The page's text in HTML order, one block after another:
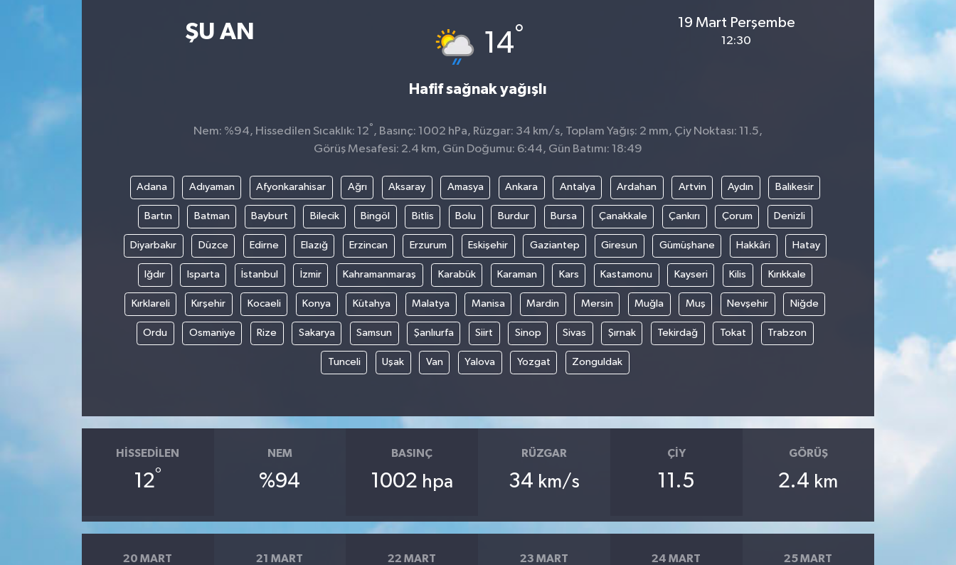
ŞU AN 14°
Hafif sağnak yağışlı
19 Mart Perşembe
12:30
Nem: %94, Hissedilen Sıcaklık: 12° , Basınç: 1002 hPa, Rüzgar: 34 km/s, Toplam Yağış: 2 mm, Çiy Noktası: 11.5,
Görüş Mesafesi: 2.4 km, Gün Doğumu: 6:44, Gün Batımı: 18:49
Adana Adıyaman Afyonkarahisar Ağrı Aksaray Amasya Ankara Antalya Ardahan Artvin Aydın Balıkesir
Bartın Batman Bayburt Bilecik Bingöl Bitlis Bolu Burdur Bursa Çanakkale Çankırı Çorum Denizli
Diyarbakır Düzce Edirne Elazığ Erzincan Erzurum Eskişehir Gaziantep Giresun Gümüşhane Hakkâri Hatay
Iğdır Isparta İstanbul İzmir Kahramanmaraş Karabük Karaman Kars Kastamonu Kayseri Kilis Kırıkkale
Kırklareli Kırşehir Kocaeli Konya Kütahya Malatya Manisa Mardin Mersin Muğla Muş Nevşehir Niğde
Ordu Osmaniye Rize Sakarya Samsun Şanlıurfa Siirt Sinop Sivas Şırnak Tekirdağ Tokat Trabzon
Tunceli Uşak Van Yalova Yozgat Zonguldak
HISSEDILEN
12°
NEM
%94
BASINÇ
1002 hpa
RÜZGAR
34 km/s
ÇIY
11.5
GÖRÜŞ
2.4 km
20 MART 21 MART 22 MART 23 MART 24 MART 25 MART
Turizm